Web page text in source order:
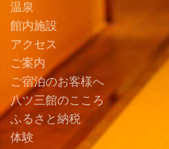
温泉
館内施設
アクセス
ご案内
ご宿泊のお客様へ
八ツ三館のこころ
ふるさと納税
体験